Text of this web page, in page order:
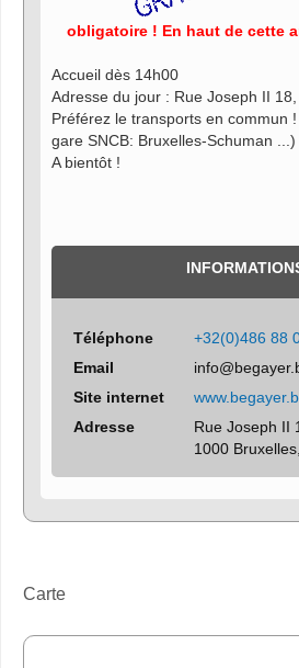
obligatoire ! En haut de cette
Accueil dès 14h00
Adresse du jour : Rue Joseph II
Préférez le transports en commun
gare SNCB: Bruxelles-Schuman ...)
A bientôt !
Téléphone
+32(0)486 88
Email
Site internet
Adresse
Rue Joseph II
1000
Carte